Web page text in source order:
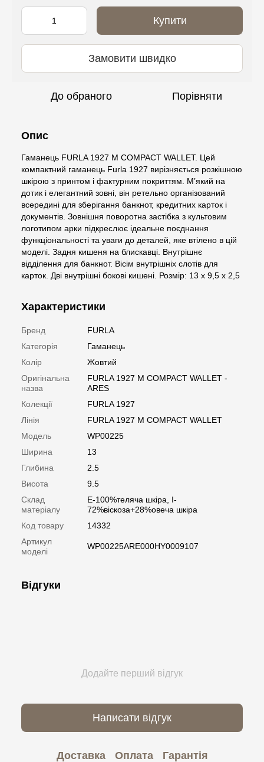
Купити
Замовити швидко
До обраного Порівняти
Опис
Гаманець FURLA 1927 M COMPACT WALLET. Цей
компактний гаманець Furla 1927 вирізняється розкішною
шкірою з принтом і фактурним покриттям. М’який на
дотик і елегантний зовні, він ретельно організований
всередині для зберігання банкнот, кредитних карток і
документів. Зовнішня поворотна застібка з культовим
логотипом арки підкреслює ідеальне поєднання
функціональності та уваги до деталей, яке втілено в цій
моделі. Задня кишеня на блискавці. Внутрішнє
відділення для банкнот. Вісім внутрішніх слотів для
карток. Дві внутрішні бокові кишені. Розмір: 13 x 9,5 x 2,5
Характеристики
Бренд
FURLA
Категорія
Гаманець
Колір
Жовтий
Оригінальна
назва
FURLA 1927 M COMPACT WALLET -
ARES
Колекції
FURLA 1927
Лінія
FURLA 1927 M COMPACT WALLET
Модель
WP00225
Ширина
13
Глибина
2.5
Висота
9.5
Склад
матеріалу
E-100%теляча шкіра, I-
72%віскоза+28%овеча шкіра
Код товару
14332
Артикул
моделі
WP00225ARE000HY0009107
Відгуки
Додайте перший відгук
Написати відгук
Доставка Оплата Гарантія